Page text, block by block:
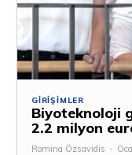
GIRIŞIMLER
Biyoteknoloji
2.2 milyon
Romina Özsavidis -